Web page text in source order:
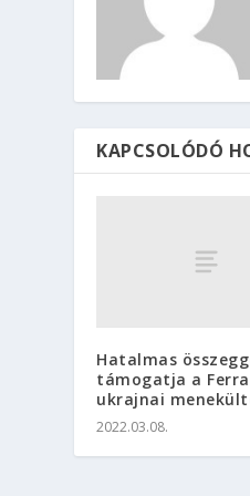
KAPCSOLÓDÓ
Hatalmas
támogatja a
ukrajnai
2022.03.08.